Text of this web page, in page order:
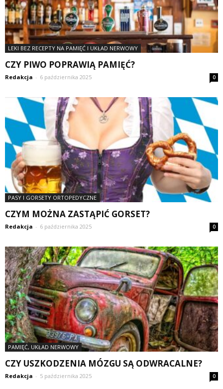
LEKI BEZ RECEPTY NA PAMIĘĆ I UKŁAD NERWOWY
CZY PIWO POPRAWIĄ PAMIĘĆ?
Redakcja - 6 października 2025 0
PASY I GORSETY ORTOPEDYCZNE
CZYM MOŻNA ZASTĄPIĆ GORSET?
Redakcja - 6 października 2025 0
PAMIĘĆ, UKŁAD NERWOWY
CZY USZKODZENIA MÓZGU SĄ ODWRACALNE?
Redakcja - 5 października 2025 0